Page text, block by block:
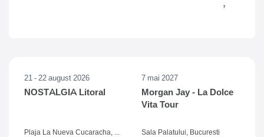
21 - 22 august 2026
NOSTALGIA Litoral
7 mai 2027
Morgan Jay - La Dolce
Vita Tour
Sala Palatului, Bucuresti